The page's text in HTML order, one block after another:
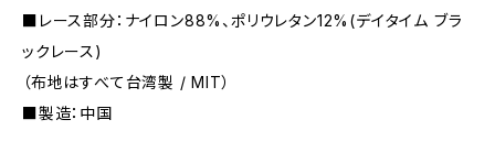
■レース部分：ナイロン88%、ポリウレタン12%(デイタイム ブラ
ックレース)
（布地はすべて台湾製 / MIT）
■製造：中国